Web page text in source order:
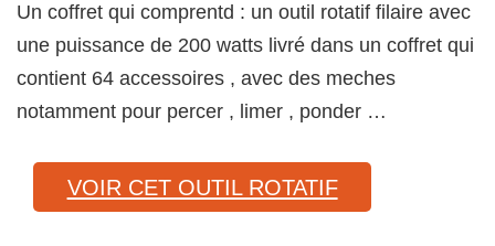
Un coffret qui comprentd : un outil rotatif filaire avec
une puissance de 200 watts livré dans un coffret qui
contient 64 accessoires , avec des meches
notamment pour percer , limer , ponder …
VOIR CET OUTIL ROTATIF